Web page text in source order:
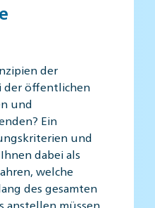
der
der öffentlichen
und
Ein
und
dabei als
welche
des gesamten
anstellen müssen.